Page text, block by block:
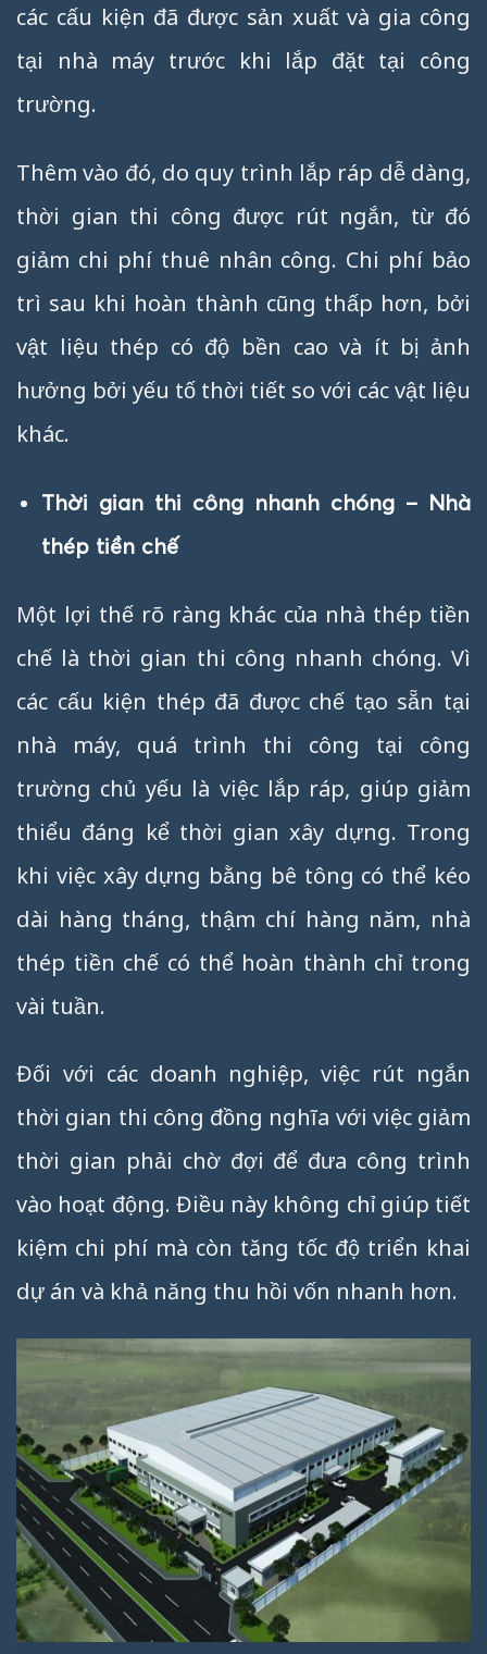
các cấu kiện đã được sản xuất và gia công
tại nhà máy trước khi lắp đặt tại công
trường.
Thêm vào đó, do quy trình lắp ráp dễ dàng,
thời gian thi công được rút ngắn, từ đó
giảm chi phí thuê nhân công. Chi phí bảo
trì sau khi hoàn thành cũng thấp hơn, bởi
vật liệu thép có độ bền cao và ít bị ảnh
hưởng bởi yếu tố thời tiết so với các vật liệu
khác.
Thời gian thi công nhanh chóng – Nhà
thép tiền chế
Một lợi thế rõ ràng khác của nhà thép tiền
chế là thời gian thi công nhanh chóng. Vì
các cấu kiện thép đã được chế tạo sẵn tại
nhà máy, quá trình thi công tại công
trường chủ yếu là việc lắp ráp, giúp giảm
thiểu đáng kể thời gian xây dựng. Trong
khi việc xây dựng bằng bê tông có thể kéo
dài hàng tháng, thậm chí hàng năm, nhà
thép tiền chế có thể hoàn thành chỉ trong
vài tuần.
Đối với các doanh nghiệp, việc rút ngắn
thời gian thi công đồng nghĩa với việc giảm
thời gian phải chờ đợi để đưa công trình
vào hoạt động. Điều này không chỉ giúp tiết
kiệm chi phí mà còn tăng tốc độ triển khai
dự án và khả năng thu hồi vốn nhanh hơn.